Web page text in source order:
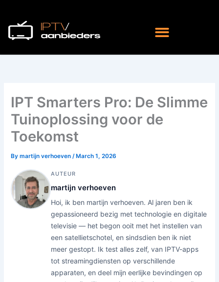
content
IPT Smarters Pro: De Slimme
Tuinoplossing voor de
Toekomst
Bymartijn verhoeven /March 1, 2026
AUTEUR
martijn verhoeven
Hoi, ik ben martijn verhoeven. Al jaren ben ik
gepassioneerd bezig met technologie en digitale
televisie — het begon ooit met het instellen van
een satellietschotel, en sindsdien ben ik niet
meer gestopt. Ik test alles zelf, van IPTV-apps
tot streamingdiensten op verschillende
apparaten, en deel mijn eerlijke bevindingen op